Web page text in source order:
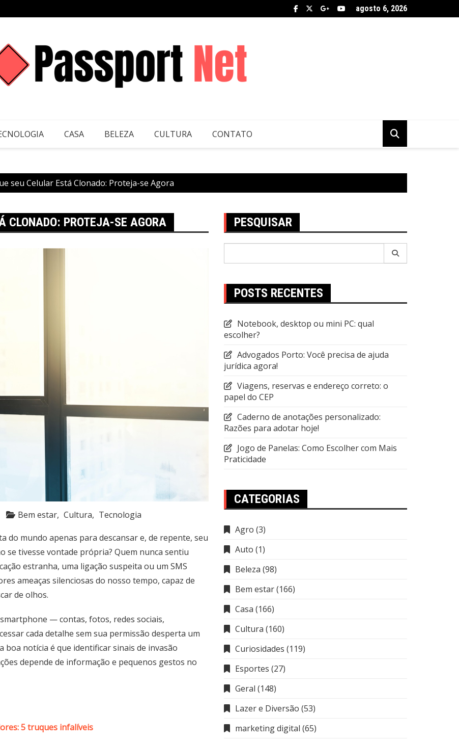
agosto 6, 2026
CASA BELEZA CULTURA CONTATO
seu Celular Está Clonado: Proteja-se Agora
CLONADO: PROTEJA-SE AGORA
Bem estar Cultura Tecnologia
do mundo apenas para descansar e, de repente, seu
se tivesse vontade própria? Quem nunca sentiu
estranha, uma ligação suspeita ou um SMS
ameaças silenciosas do nosso tempo, capaz de
de olhos.
— contas, fotos, redes sociais,
cada detalhe sem sua permissão desperta um
notícia é que identificar sinais de invasão
depende de informação e pequenos gestos no
5 truques infalíveis
PESQUISAR
POSTS RECENTES
Notebook, desktop ou mini PC: qual
escolher?
Advogados Porto: Você precisa de ajuda
jurídica agora!
Viagens, reservas e endereço correto: o
papel do CEP
Caderno de anotações personalizado:
Razões para adotar hoje!
Jogo de Panelas: Como Escolher com Mais
Praticidade
CATEGORIAS
Agro (3)
Auto (1)
Beleza (98)
Bem estar(166)
Casa (166)
Cultura (160)
Curiosidades (119)
Esportes (27)
Geral (148)
Lazer e Diversão (53)
marketing digital (65)